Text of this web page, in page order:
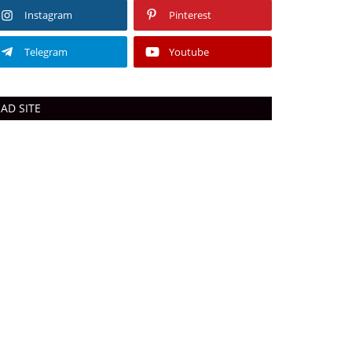
Instagram Pinterest
Telegram Youtube
AD SITE